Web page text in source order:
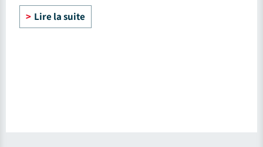
Lire la suite